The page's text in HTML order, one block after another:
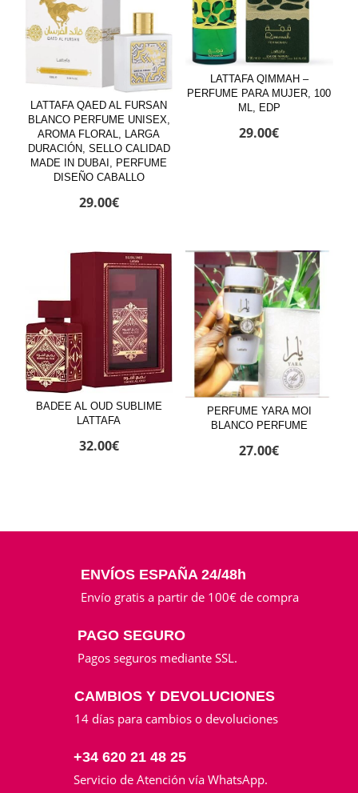
LATTAFA QAED AL FURSAN
BLANCO PERFUME UNISEX,
AROMA FLORAL, LARGA
DURACIÓN, SELLO CALIDAD
MADE IN DUBAI, PERFUME
DISEÑO CABALLO
29.00€
LATTAFA QIMMAH –
PERFUME PARA MUJER, 100
ML, EDP
29.00€
BADEE AL OUD SUBLIME
LATTAFA
32.00€
PERFUME YARA MOI
BLANCO PERFUME
27.00€
ENVÍOS ESPAÑA 24/48h
Envío gratis a partir de 100€ de compra
PAGO SEGURO
Pagos seguros mediante SSL.
CAMBIOS Y DEVOLUCIONES
14 días para cambios o devoluciones
+34 620 21 48 25
Servicio de Atención vía WhatsApp.